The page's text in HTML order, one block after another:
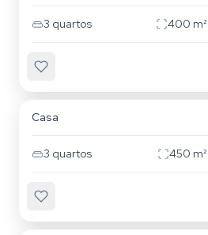
3 quartos 400 m²
Casa
3 quartos 450 m²